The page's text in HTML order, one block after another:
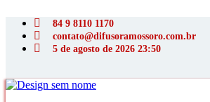
para
conteúdo
84 9 8110 1170
contato@difusoramossoro.com.br
5 de agosto de 2026 23:50